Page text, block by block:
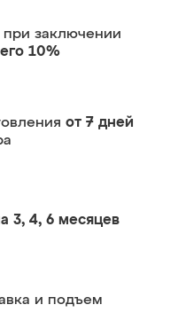
при заключении
10%
от 7 дней
3, 4, 6 месяцев
и подъем